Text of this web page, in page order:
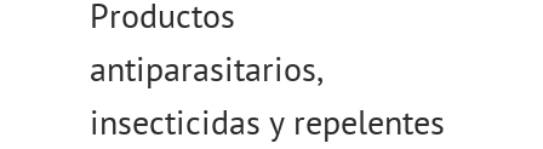
Productos
antiparasitarios,
insecticidas y repelentes